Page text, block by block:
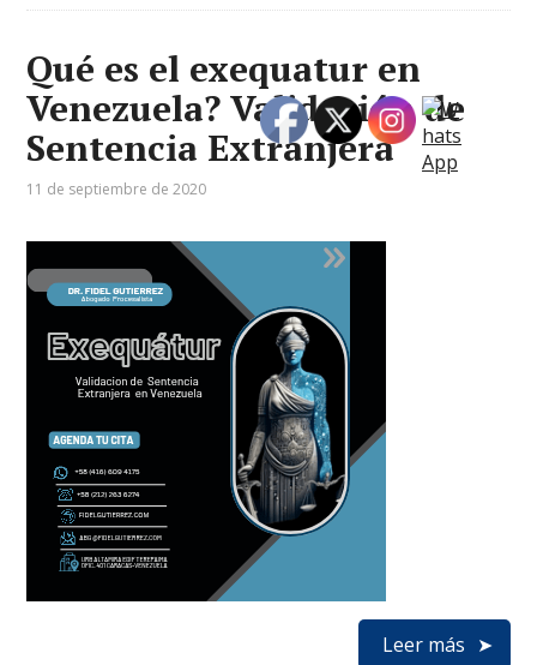
Qué es el exequatur en
Venezuela? Validación de
Sentencia Extranjera
11 de septiembre de 2020
Leer más